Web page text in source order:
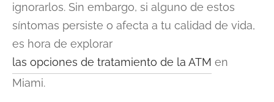
ignorarlos. Sin embargo, si alguno de estos
síntomas persiste o afecta a tu calidad de vida,
es hora de explorar
las opciones de tratamiento de la ATM en
Miami.